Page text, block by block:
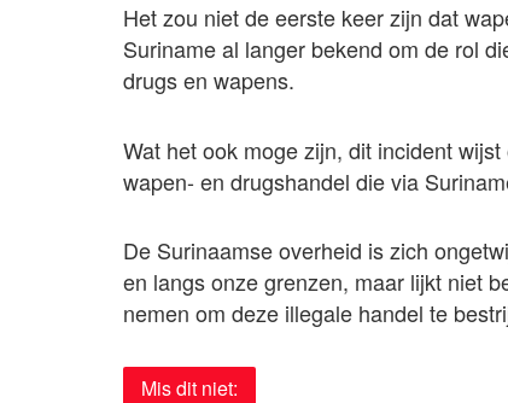
Het zou niet de eerste keer zijn dat
Suriname al langer bekend om de rol
drugs en wapens.
Wat het ook moge zijn, dit incident
wapen- en drugshandel die via
De Surinaamse overheid is zich
en langs onze grenzen, maar lijkt niet
nemen om deze illegale handel te
Mis dit niet: